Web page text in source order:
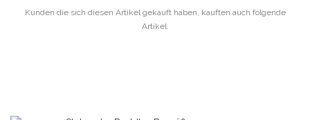
Kunden die sich diesen Artikel gekauft haben, kauften auch folgende
Artikel.